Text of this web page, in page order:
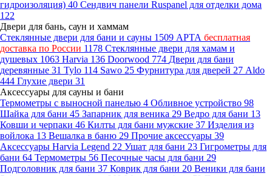
гидроизоляция) 40 Сендвич панели Ruspanel для отделки дома
122
Двери для бань, саун и хаммам
Стеклянные двери для бани и сауны 1509 АРТА бесплатная
доставка по России 1178 Стеклянные двери для хамам и
душевых 1063 Harvia 136 Doorwood 774 Двери для бани
деревянные 31 Tylo 114 Sawo 25 Фурнитура для дверей 27 Aldo
444 Глухие двери 31
Аксессуары для сауны и бани
Термометры с выносной панелью 4 Обливное устройство 98
Шайка для бани 45 Запарник для веника 29 Ведро для бани 13
Ковши и черпаки 46 Килты для бани мужские 37 Изделия из
войлока 13 Вешалка в баню 29 Прочие аксессуары 39
Аксессуары Harvia Legend 22 Ушат для бани 23 Гигрометры для
бани 64 Термометры 56 Песочные часы для бани 29
Подголовник для бани 37 Коврик для бани 20 Веники для бани